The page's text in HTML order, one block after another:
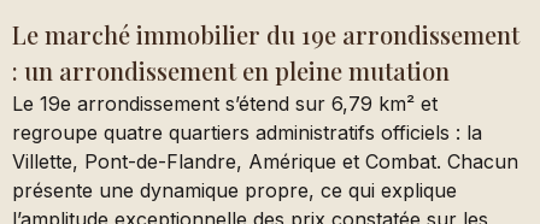
Le marché immobilier du 19e arrondissement
: un arrondissement en pleine mutation
Le 19e arrondissement s’étend sur 6,79 km² et
regroupe quatre quartiers administratifs officiels : la
Villette, Pont-de-Flandre, Amérique et Combat. Chacun
présente une dynamique propre, ce qui explique